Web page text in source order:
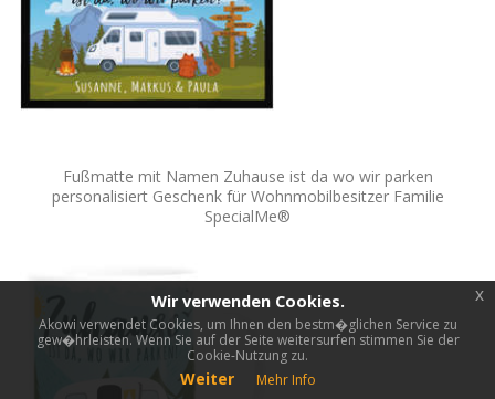
Fußmatte mit Namen Zuhause ist da wo wir parken
personalisiert Geschenk für Wohnmobilbesitzer Familie
SpecialMe®
Wir verwenden Cookies.
Akowi verwendet Cookies, um Ihnen den bestm�glichen Service zu
gew�hrleisten. Wenn Sie auf der Seite weitersurfen stimmen Sie der
Cookie-Nutzung zu.
Weiter Mehr Info
x